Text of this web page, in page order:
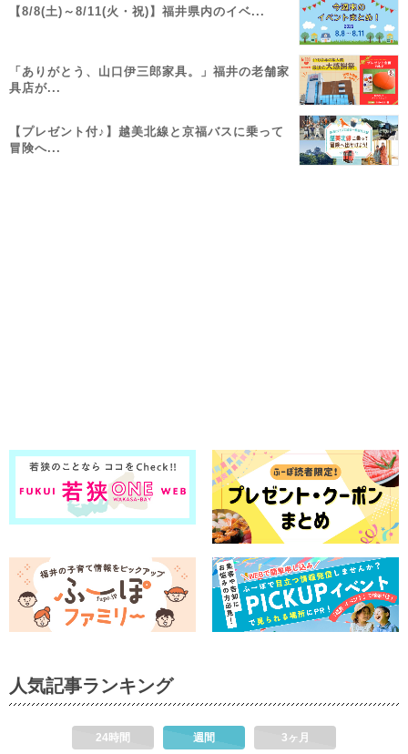
【8/8(土)～8/11(火・祝)】福井県内のイベ...
「ありがとう、山口伊三郎家具。」福井の老舗家
具店が...
【プレゼント付♪】越美北線と京福バスに乗って
冒険へ...
人気記事ランキング
24時間 週間 3ヶ月